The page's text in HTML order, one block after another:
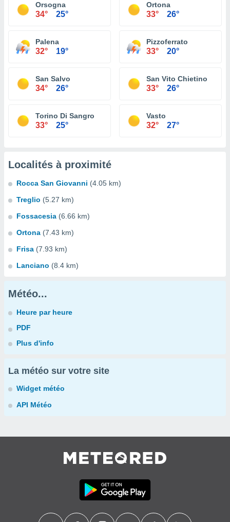
Orsogna
34° 25°
Ortona
33° 26°
Palena
32° 19°
Pizzoferrato
33° 20°
San Salvo
34° 26°
San Vito Chietino
33° 26°
Torino Di Sangro
33° 25°
Vasto
32° 27°
Localités à proximité
Rocca San Giovanni (4.05 km)
Treglio (5.27 km)
Fossacesia (6.66 km)
Ortona (7.43 km)
Frisa (7.93 km)
Lanciano (8.4 km)
Météo...
Heure par heure
PDF
Plus d'info
La météo sur votre site
Widget météo
API Météo